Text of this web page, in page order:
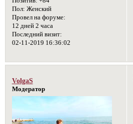
Пол: Женский
Провел на форуме:
12 дней 2 часа
Последний визит:
02-11-2019 16:36:02
VolgaS
Модератор